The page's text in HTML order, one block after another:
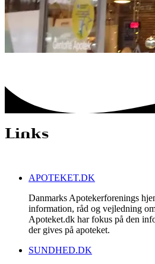
Links
APOTEKET.DK
Danmarks Apotekerforenings
information, råd og vejledning
Apoteket.dk har fokus på den
der gives på apoteket.
SUNDHED.DK